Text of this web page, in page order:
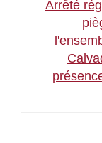
Arrêté